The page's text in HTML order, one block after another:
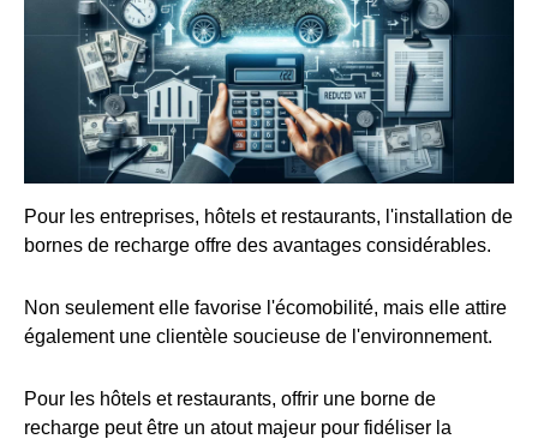
Pour les entreprises, hôtels et restaurants, l'installation de
bornes de recharge offre des avantages considérables.
Non seulement elle favorise l'écomobilité, mais elle attire
également une clientèle soucieuse de l'environnement.
Pour les hôtels et restaurants, offrir une borne de
recharge peut être un atout majeur pour fidéliser la